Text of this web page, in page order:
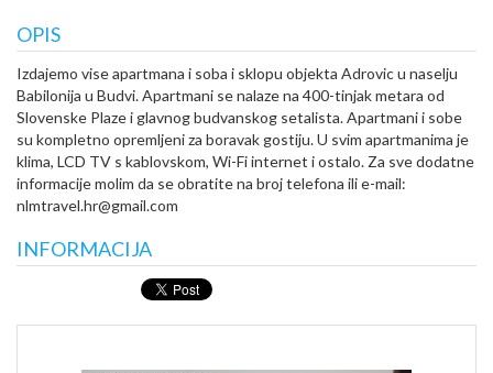
OPIS
Izdajemo vise apartmana i soba i sklopu objekta Adrovic u naselju
Babilonija u Budvi. Apartmani se nalaze na 400-tinjak metara od
Slovenske Plaze i glavnog budvanskog setalista. Apartmani i sobe
su kompletno opremljeni za boravak gostiju. U svim apartmanima je
klima, LCD TV s kablovskom, Wi-Fi internet i ostalo. Za sve dodatne
informacije molim da se obratite na broj telefona ili e-mail:
nlmtravel.hr@gmail.com
INFORMACIJA